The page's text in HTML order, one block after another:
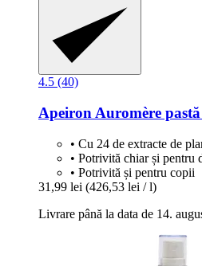
4.5 (40)
Apeiron Auromère
• Cu 24 de extracte de
• Potrivită chiar și pentru
• Potrivită și pentru copii
31,99 lei (426,53 lei / l)
Livrare până la data de 14.